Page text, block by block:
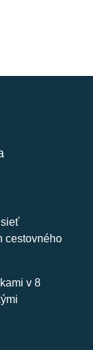
sieť
cestovného
v 8